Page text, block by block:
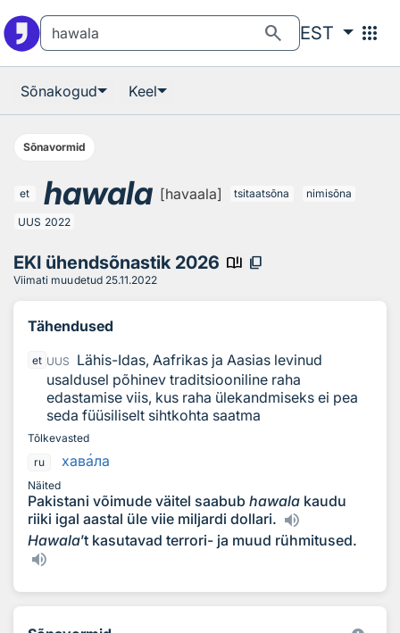
search EST apps
Sõnakogud Keel
Sõnavormid
et hawala [havaala] tsitaatsõna nimisõna
UUS 2022
EKI ühendsõnastik 2026 book_ribbon content_copy
Viimati muudetud 25.11.2022
Tähendused
et UUS
Lähis-Idas, Aafrikas ja Aasias levinud
usaldusel põhinev traditsiooniline raha
edastamise viis, kus raha ülekandmiseks ei pea
seda füüsiliselt sihtkohta saatma
Tõlkevasted
ru
хавала
Näited
Pakistani võimude väitel saabub hawala kaudu
riiki igal aastal üle viie miljardi dollari.
Hawala’t kasutavad terrori- ja muud rühmitused.